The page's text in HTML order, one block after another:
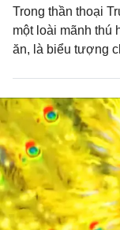
Trong thần thoại
một loài mãnh thú
ăn, là biểu tượng